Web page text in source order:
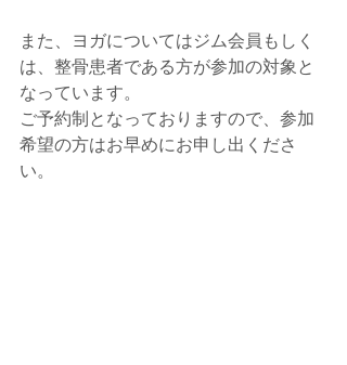
また、ヨガについてはジム会員もしく
は、整骨患者である方が参加の対象と
なっています。
ご予約制となっておりますので、参加
希望の方はお早めにお申し出くださ
い。